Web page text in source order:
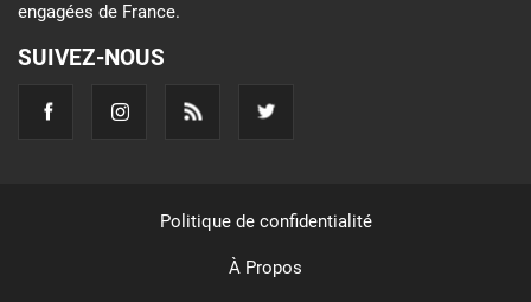
engagées de France.
SUIVEZ-NOUS
Politique de confidentialité
À Propos